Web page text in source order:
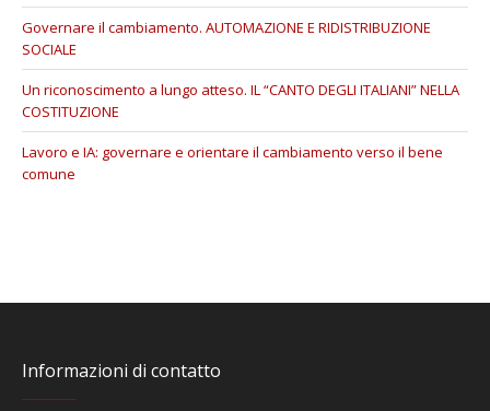
Governare il cambiamento. AUTOMAZIONE E RIDISTRIBUZIONE
SOCIALE
Un riconoscimento a lungo atteso. IL “CANTO DEGLI ITALIANI” NELLA
COSTITUZIONE
Lavoro e IA: governare e orientare il cambiamento verso il bene
comune
Informazioni di contatto